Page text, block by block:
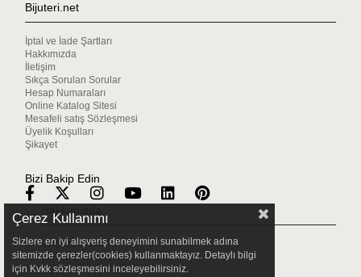
Bijuteri.net
İptal ve İade Şartları
Hakkımızda
İletişim
Sıkça Sorulan Sorular
Hesap Numaraları
Online Katalog Sitesi
Mesafeli satış Sözleşmesi
Üyelik Koşulları
Şikayet
Bizi Bakip Edin
Hakkımızda
Mağazalarımız
Gizlilik & Güvenlik
Müşteri Hizmetleri
Çerez Kullanımı
Sizlere en iyi alışveriş deneyimini sunabilmek adına
sitemizde çerezler(cookies) kullanmaktayız. Detaylı bilgi
için Kvkk sözleşmesini inceleyebilirsiniz.